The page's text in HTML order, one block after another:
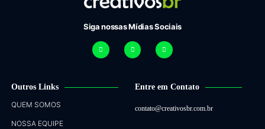
Siga nossas Mídias Sociais
Outros Links
QUEM SOMOS
NOSSA EQUIPE
Entre em Contato
contato@creativosbr.com.br